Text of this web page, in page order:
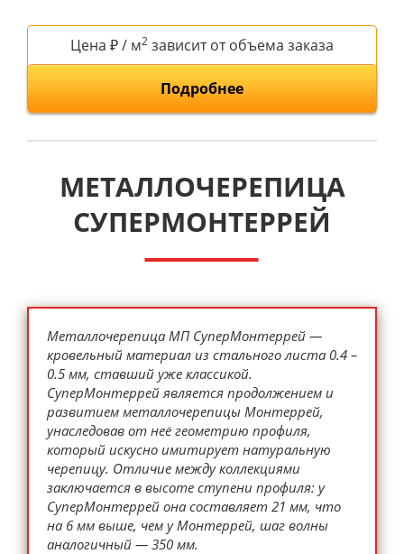
Цена ₽ / м2 зависит от объема заказа
Подробнее
МЕТАЛЛОЧЕРЕПИЦА
СУПЕРМОНТЕРРЕЙ
Металлочерепица МП СуперМонтеррей —
кровельный материал из стального листа 0.4 –
0.5 мм, ставший уже классикой.
СуперМонтеррей является продолжением и
развитием металлочерепицы Монтеррей,
унаследовав от неё геометрию профиля,
который искусно имитирует натуральную
черепицу. Отличие между коллекциями
заключается в высоте ступени профиля: у
СуперМонтеррей она составляет 21 мм, что
на 6 мм выше, чем у Монтеррей, шаг волны
аналогичный — 350 мм.